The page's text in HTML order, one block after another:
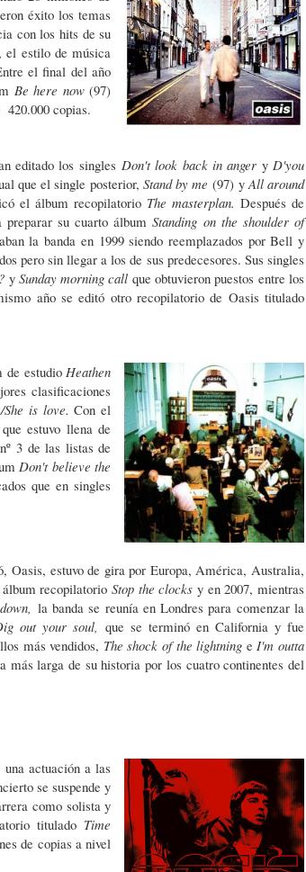
éxito los temas
con los hits de su
el estilo de música
el final del año
Be here now(97)
420.000 copias.
editado los singles Don't look back in anger yD'you
que el single posterior, Stand by me (97) yAll around
el álbum recopilatorio The masterplan. Después de
preparar su cuarto álbumStanding on the shoulder of
la banda en 1999 siendo reemplazados por Bell y
pero sin llegar a los de sus predecesores. Sus singles
y Sunday morning call que obtuvieron puestos entre los
año se editó otro recopilatorio de Oasis titulado
de estudioHeathen
clasificaciones
is love.Con el
estuvo llena de
3 de las listas de
Don't believe the
que en singles
Oasis, estuvo de gira por Europa, América, Australia,
recopilatorio Stop the clocks y en 2007, mientras
la banda se reunía en Londres para comenzar la
out your soul, que se terminó en California y fue
más vendidos, The shock of the lightning e I'm outta
más larga de su historia por los cuatro continentes del
actuación a las
se suspende y
como solista y
titulado Time
de copias a nivel